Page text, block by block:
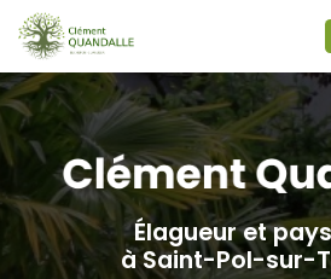
Aller
au
contenu
principal
Élagueur et
à Saint-Pol-sur-